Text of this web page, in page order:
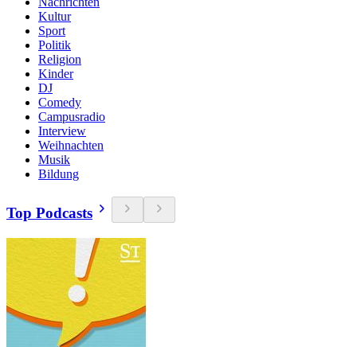
Kultur
Sport
Politik
Religion
Kinder
DJ
Comedy
Campusradio
Interview
Weihnachten
Musik
Bildung
Top Podcasts